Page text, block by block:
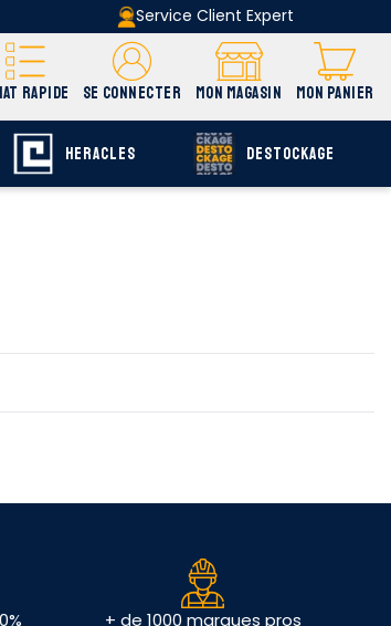
Service Client Expert
RAPIDE SE CONNECTER MON MAGASIN MON PANIER
HERACLES DESTOCKAGE
+ de 1000 marques pros